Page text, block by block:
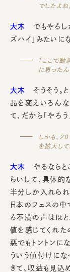
でしたよね。
大木
でもやるし
ズハイ」みたいに
「ここで動
に思ったん
大木
そうそう。
品を変えいろんな
て、だから「やろ
しかも、
を拡大して
大木
やるならと
らいして、具体的
半分しか入れられ
日本のフェスの中
る不満の声はほと
値を感じてくれた
悪でもトントンに
ういう値付けに
きて、収益も見込